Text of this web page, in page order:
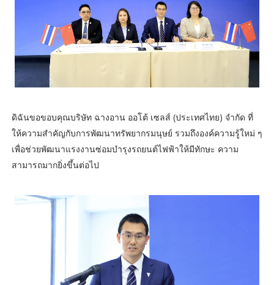
ดิฉันขอขอบคุณบริษัท ฉางอาน ออโต้ เซลส์ (ประเทศไทย) จำกัด ที่
ให้ความสำคัญกับการพัฒนาทรัพยากรมนุษย์ รวมถึงองค์ความรู้ใหม่ ๆ
เพื่อช่วยพัฒนาแรงงานซ่อมบำรุงรถยนต์ไฟฟ้าให้มีทักษะ ความ
สามารถมากยิ่งขึ้นต่อไป